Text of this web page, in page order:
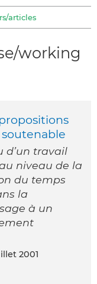
articles
working
d’un travail
niveau de la
du temps
la
à un
2001